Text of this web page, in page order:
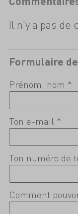
Il n'y a pas de
Formulaire
Prénom, nom *
Ton e-mail *
Ton numéro de
Comment